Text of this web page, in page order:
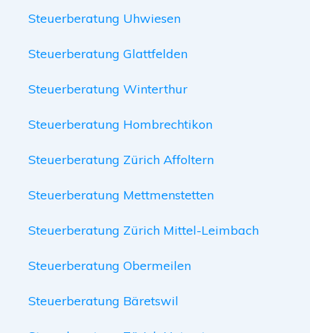
Steuerberatung Uhwiesen
Steuerberatung Glattfelden
Steuerberatung Winterthur
Steuerberatung Hombrechtikon
Steuerberatung Zürich Affoltern
Steuerberatung Mettmenstetten
Steuerberatung Zürich Mittel-Leimbach
Steuerberatung Obermeilen
Steuerberatung Bäretswil